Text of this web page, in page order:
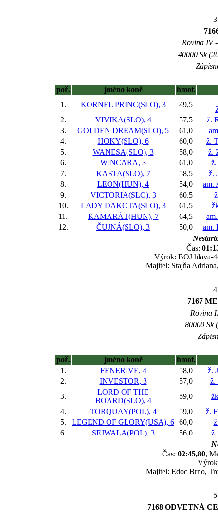
Rovina IV
40000 Sk
poř. jméno koně
hmot.
1.
KORNEL PRINC(SLO), 3 49,5
2.
VIVIKA(SLO), 4 57,5
ž.
3.
GOLDEN DREAM(SLO), 5 61,0
4.
HOKY(SLO), 6 60,0
ž.
5.
WANESA(SLO), 3 58,0
ž.
6.
WINCARA, 3 61,0
ž.
7.
KASTA(SLO), 7 58,5
ž.
8.
LEON(HUN), 4 54,0
am.
9.
VICTORIA(SLO), 3 60,5
10.
LADY DAKOTA(SLO), 3 61,5
11.
KAMARÁT(HUN), 7 64,5
12.
ČUJNÁ(SLO), 3 50,0
am.
Čas:
Výrok: BOJ hlava-
Majitel: Stajňa
7167
Rovina
80000 Sk
poř. jméno koně
hmot.
1.
FENERIVE, 4 58,0
ž.
2.
INVESTOR, 3 57,0
ž.
3.
LORD OF THE
BOARD(SLO), 4
59,0
4.
TORQUAY(POL), 4 59,0
ž.
5.
LEGEND OF GLORY(USA), 6 60,0
6.
SEJWALA(POL), 3 56,0
ž.
Čas: 02:45,80,
Majitel: Edoc Brno,
7168 ODVETNÁ